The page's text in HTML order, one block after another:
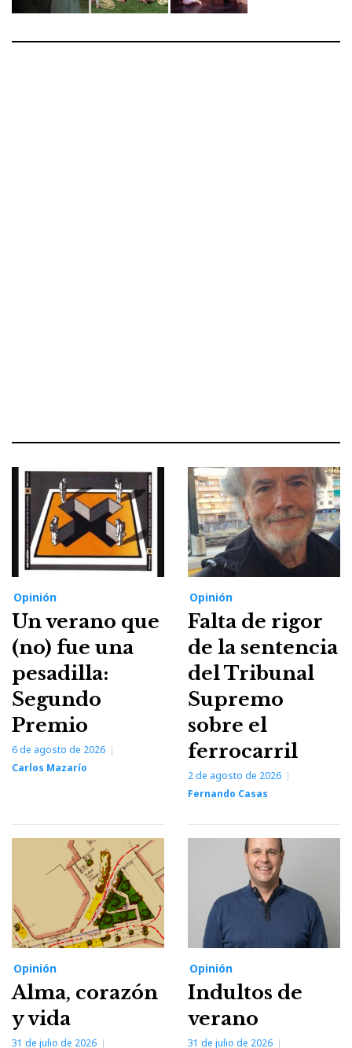
Opinión
Un verano que
(no) fue una
pesadilla:
Segundo
Premio
6 de agosto de 2026
Carlos Mazarío
Opinión
Falta de rigor
de la sentencia
del Tribunal
Supremo
sobre el
ferrocarril
2 de agosto de 2026
Fernando Casas
Opinión
Alma, corazón
y vida
31 de julio de 2026
Opinión
Indultos de
verano
31 de julio de 2026